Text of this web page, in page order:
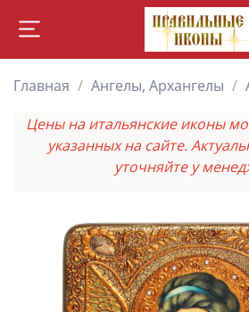
Главная Ангелы, Архангелы
Цены на итальянские иконы
указанных на сайте.
уточняйте у